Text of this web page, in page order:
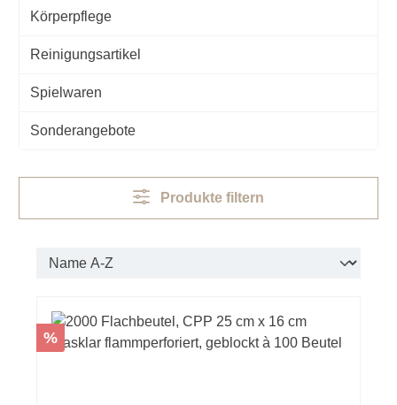
Körperpflege
Reinigungsartikel
Spielwaren
Sonderangebote
Produkte filtern
Rabatt
%